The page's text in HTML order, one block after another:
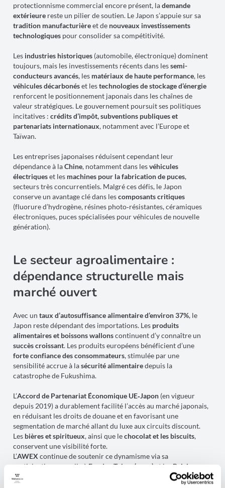
protectionnisme commercial encore présent, lademande
extérieurereste un pilier de soutien. Le Japon s’appuie sur sa
tradition manufacturièreet de nouveaux investissements
technologiquespour consolider sa compétitivité.
Les industries historiques(automobile, électronique) dominent
toujours, mais les investissements récents dans lessemi-
conducteurs avancés, les matériaux de haute performance, les
véhicules décarbonéset lestechnologies de stockage d’énergie
renforcent le positionnement japonais dans les chaînes de
valeur stratégiques. Le gouvernement poursuit ses politiques
incitatives : crédits d’impôt, subventions publiques et
partenariats internationaux, notamment avec l’Europe et
Taïwan.
Les entreprises japonaises réduisent cependant leur
dépendance à laChine, notamment dans lesvéhicules
électriqueset les machines pour la fabrication de puces,
secteurs très concurrentiels. Malgré ces défis, le Japon
conserve un avantage clé dans lescomposants critiques
(fluorure d’hydrogène, résines photo‑résistantes, céramiques
électroniques, puces spécialisées pour véhicules de nouvelle
génération).
Le secteur agroalimentaire :
dépendance structurelle mais
marché ouvert
Avec un taux d’autosuffisance alimentaire d’environ 37%, le
Japon reste dépendant des importations. Les produits
alimentaires et boissons wallonscontinuent d’y connaître un
succès croissant. Les produits européens bénéficient d’une
forte confiance des consommateurs, stimulée par une
sensibilité accrue à lasécurité alimentairedepuis la
catastrophe de Fukushima.
L’Accord de Partenariat Économique UE‑Japon(en vigueur
depuis 2019) a durablement facilité l’accès au marché japonais,
en réduisant les droits de douane et en favorisant une
segmentation de marché allant du luxe aux circuits discount.
Les bières et spiritueux, ainsi que lechocolat et les biscuits,
conservent une visibilité forte.
L’AWEX continue de soutenir ce dynamisme via sa
participation annuelle àFoodex Tokyo (mars)et lesBelgian
Beer Weekends